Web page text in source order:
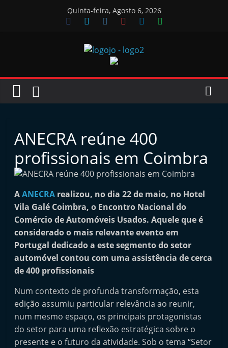
Quinta-feira, Agosto 6, 2026
Jornal
Oficinas
o
r
n
a
l
i
n
d
p
e
n
d
ANECRA reúne 400
profissionais em Coimbra
AANECRA realizou, no dia 22 de maio, no Hotel
Vila Galé Coimbra, o Encontro Nacional do
Comércio de Automóveis Usados. Aquele que é
considerado o mais relevante evento em
Portugal dedicado a este segmento do setor
automóvel contou com uma assistência de cerca
de 400 profissionais
Num contexto de profunda transformação, esta
edição assumiu particular relevância ao reunir,
num mesmo espaço, os principais protagonistas
do setor para uma reflexão estratégica sobre o
presente e o futuro da atividade. Sob o tema “Setor